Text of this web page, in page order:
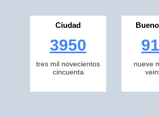
Ciudad
3950
tres mil novecientos
cincuenta
nueve